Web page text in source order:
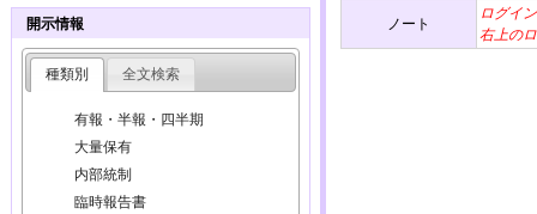
ノート
ログイ
右上の
開示情報
種類別 全文検索
有報・半報・四半期
大量保有
内部統制
臨時報告書